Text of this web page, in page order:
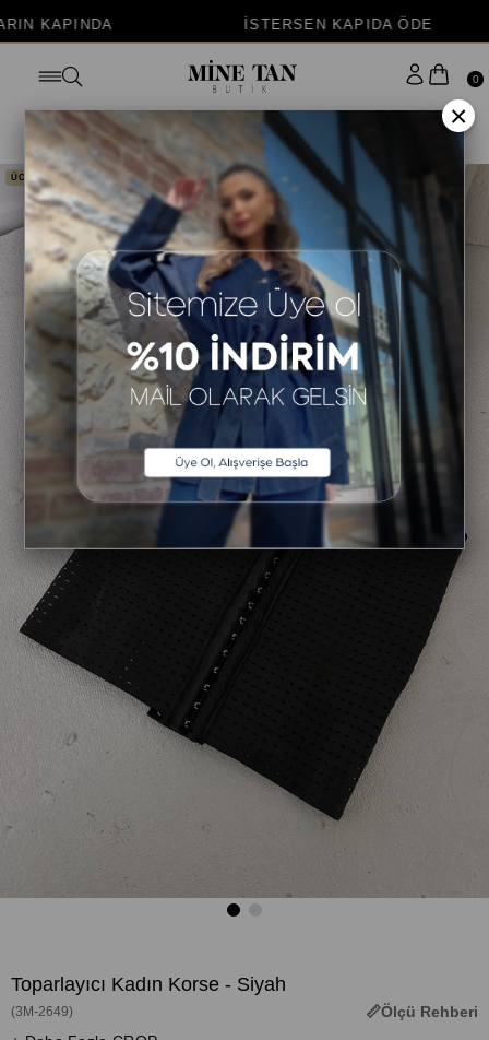
İSTERSEN KAPIDA ÖDE
0
Anasayfa ÜST GİYİM CROP
ÜCRETSİZ KARGO
Toparlayıcı Kadın Korse - Siyah
(3M-2649)
Ölçü Rehberi
×